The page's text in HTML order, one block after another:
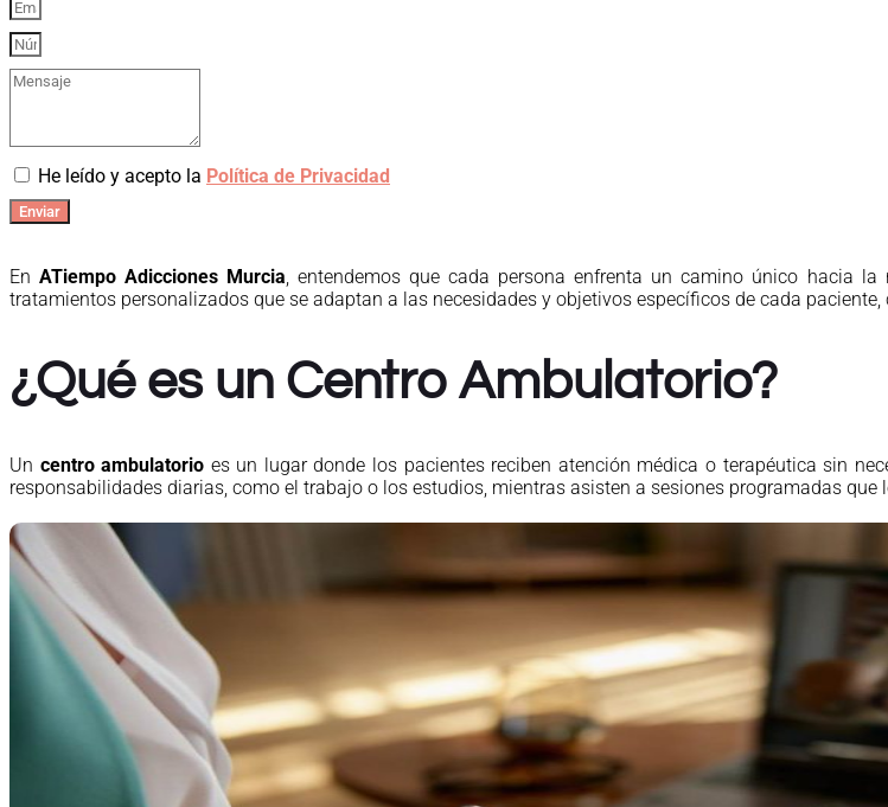
He leído y acepto la Política de Privacidad
Enviar
EnATiempo Adicciones Murcia, entendemos que cada persona enfrenta un camino único hacia la
tratamientos personalizados que se adaptan a las necesidades y objetivos específicos de cada
¿Qué es un Centro Ambulatorio?
Un centro ambulatorio es un lugar donde los pacientes reciben atención médica o terapéutica sin
responsabilidades diarias, como el trabajo o los estudios, mientras asisten a sesiones programadas